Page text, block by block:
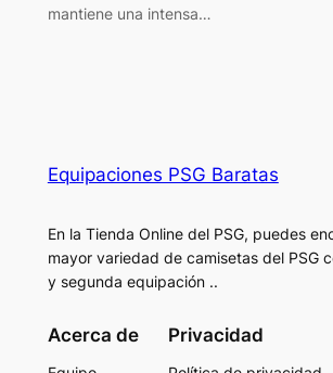
mantiene una intensa…
Equipaciones PSG Baratas
En la Tienda Online del PSG, puedes
mayor variedad de camisetas del PSG
y segunda equipación ..
Acerca de Privacidad